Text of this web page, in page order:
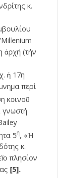
κ.
ἀρχή (τήν
ἡ 17η
περί
κοινοῦ
γνωστή
5η, «Ἡ
κ.
πλησίον
[5].